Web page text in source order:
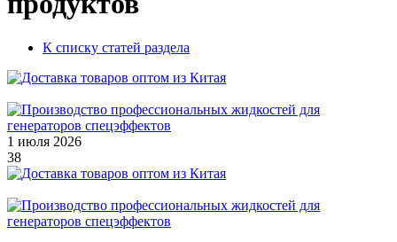
К списку статей раздела
1 июля 2026
38